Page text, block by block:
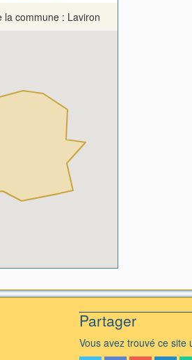
la commune : Laviron
Partager
Vous avez trouvé ce site